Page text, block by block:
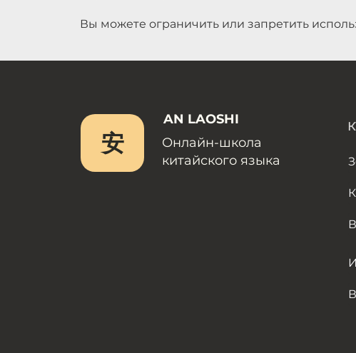
Вы можете ограничить или запретить
安
AN LAOSHI
Онлайн-школа
китайского языка